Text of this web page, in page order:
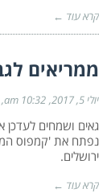
קרא עוד ←
ממריאים
יולי 5, 2017 10:32 am
גאים ושמחים לעדכן
נפתח את 'קמפוס
ירושלים.
קרא עוד ←